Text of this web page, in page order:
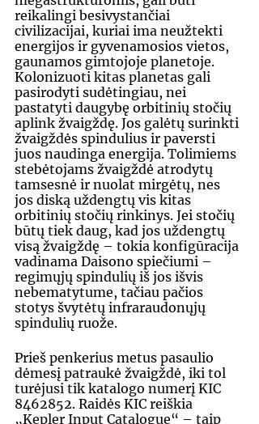
reikalingi besivystančiai
civilizacijai, kuriai ima neužtekti
energijos ir gyvenamosios vietos,
gaunamos gimtojoje planetoje.
Kolonizuoti kitas planetas gali
pasirodyti sudėtingiau, nei
pastatyti daugybę orbitinių stočių
aplink žvaigždę. Jos galėtų surinkti
žvaigždės spindulius ir paversti
juos naudinga energija. Tolimiems
stebėtojams žvaigždė atrodytų
tamsesnė ir nuolat mirgėtų, nes
jos diską uždengtų vis kitas
orbitinių stočių rinkinys. Jei stočių
būtų tiek daug, kad jos uždengtų
visą žvaigždę – tokia konfigūracija
vadinama Daisono spiečiumi –
regimųjų spindulių iš jos išvis
nebematytume, tačiau pačios
stotys švytėtų infraraudonųjų
spindulių ruože.
Prieš penkerius metus pasaulio
dėmesį patraukė žvaigždė, iki tol
turėjusi tik katalogo numerį KIC
8462852. Raidės KIC reiškia
„Kepler Input Catalogue“ – taip